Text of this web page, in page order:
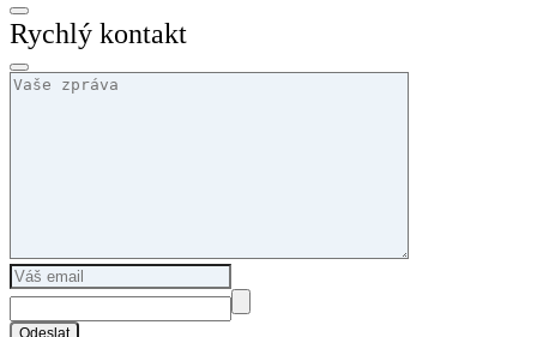
Rychlý kontakt